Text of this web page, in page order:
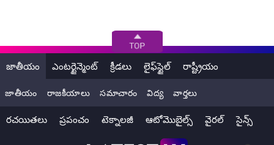
జాతీయం ఎంటర్టైన్మెంట్ క్రీడలు లైఫ్‌స్టైల్ రాష్ట్రీయం
జాతీయం రాజకీయాలు సమాచారం విద్య వార్తలు
రచయితలు ప్రపంచం టెక్నాలజీ ఆటోమొబైల్స్ వైరల్ సైన్స్